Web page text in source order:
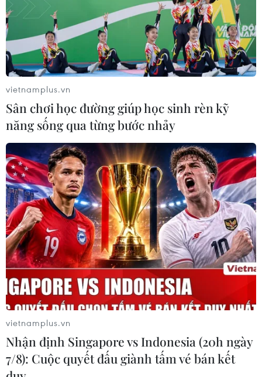
Thủ tướng Canada: G7 có thể góp phần
định hình trật tự thế giới mới
15/06/2026 03:17
Các ưu tiên của hội nghị G7 năm nay sẽ bao gồm xử lý
các cuộc khủng hoảng địa chính trị lớn, tiếp tục hỗ trợ
Ukraine, đấu tranh chống tội phạm mạng và tăng
cường bảo vệ trẻ em trên không gian mạng.
Pháp lập lá chắn an ninh bảo vệ Hội nghị
vietnamplus.vn
Sân chơi học đường giúp học sinh rèn kỹ
năng sống qua từng bước nhảy
vietnamplus.vn
Nhận định Singapore vs Indonesia (20h ngày
7/8): Cuộc quyết đấu giành tấm vé bán kết